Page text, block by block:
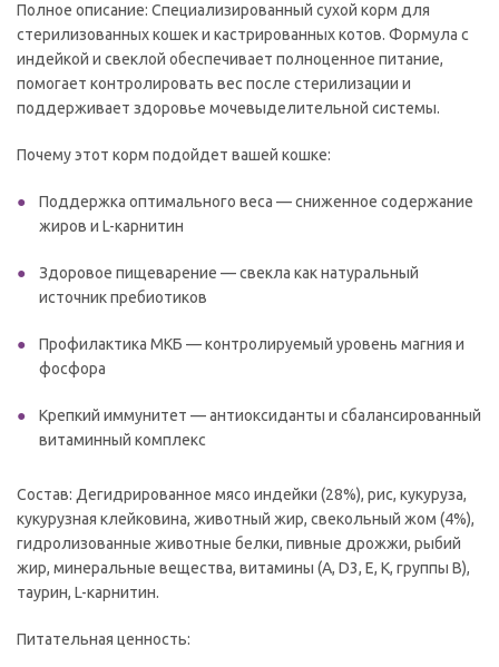
Полное описание: Специализированный сухой корм для
стерилизованных кошек и кастрированных котов. Формула с
индейкой и свеклой обеспечивает полноценное питание,
помогает контролировать вес после стерилизации и
поддерживает здоровье мочевыделительной системы.
Почему этот корм подойдет вашей кошке:
Поддержка оптимального веса — сниженное содержание
жиров и L-карнитин
Здоровое пищеварение — свекла как натуральный
источник пребиотиков
Профилактика МКБ — контролируемый уровень магния и
фосфора
Крепкий иммунитет — антиоксиданты и сбалансированный
витаминный комплекс
Состав: Дегидрированное мясо индейки (28%), рис, кукуруза,
кукурузная клейковина, животный жир, свекольный жом (4%),
гидролизованные животные белки, пивные дрожжи, рыбий
жир, минеральные вещества, витамины (A, D3, E, K, группы B),
таурин, L-карнитин.
Питательная ценность: